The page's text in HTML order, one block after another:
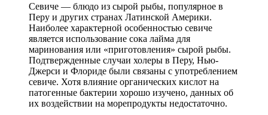
Севиче — блюдо из сырой рыбы, популярное в
Перу и других странах Латинской Америки.
Наиболее характерной особенностью севиче
является использование сока лайма для
маринования или «приготовления» сырой рыбы.
Подтвержденные случаи холеры в Перу, Нью-
Джерси и Флориде были связаны с употреблением
севиче. Хотя влияние органических кислот на
патогенные бактерии хорошо изучено, данных об
их воздействии на морепродукты недостаточно.